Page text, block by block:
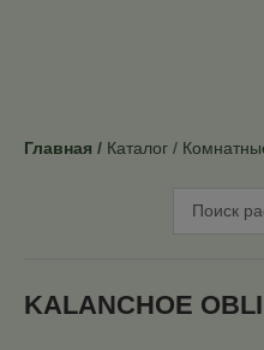
Главная Каталог
KALANCHOE